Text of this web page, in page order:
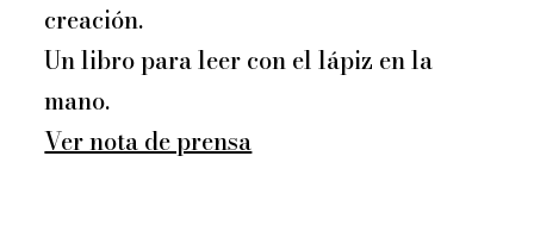
creación.
Un libro para leer con el lápiz en la
mano.
Ver nota de prensa